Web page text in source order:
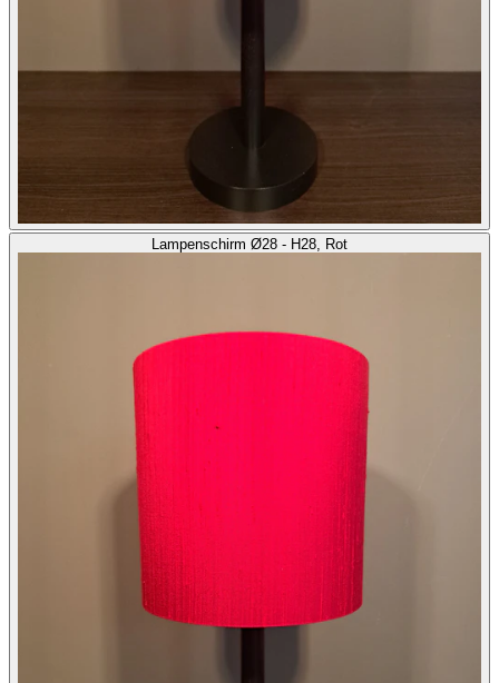
Lampenschirm Ø28 - H28, Rot